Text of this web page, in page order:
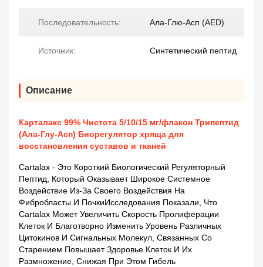
Последовательность: Ала-Глю-Асп (AED)
Источник: Синтетический пептид
Описание
Карталакс 99% Чистота 5/10/15 мг/флакон Трипептид
(Ала-Глу-Асп) Биорегулятор хряща для
восстановления суставов и тканей
Cartalax - Это Короткий Биологический Регуляторный
Пептид, Который Оказывает Широкое Системное
Воздействие Из-За Своего Воздействия На
Фибробласты.и ПочкиИсследования Показали, Что
Cartalax Может Увеличить Скорость Пролиферации
Клеток И Благотворно Изменить Уровень Различных
Цитокинов И Сигнальных Молекул, Связанных Со
Старением.повышает Здоровье Клеток И Их
Размножение, Снижая При Этом Гибель